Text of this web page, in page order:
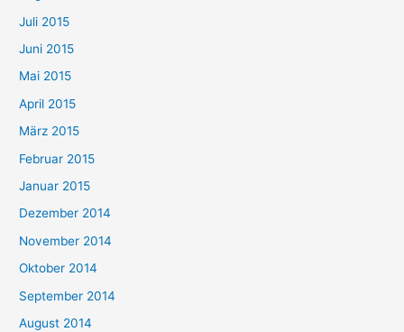
Juli 2015
Juni 2015
Mai 2015
April 2015
März 2015
Februar 2015
Januar 2015
Dezember 2014
November 2014
Oktober 2014
September 2014
August 2014